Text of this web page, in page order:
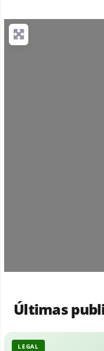
Últimas
LEGAL